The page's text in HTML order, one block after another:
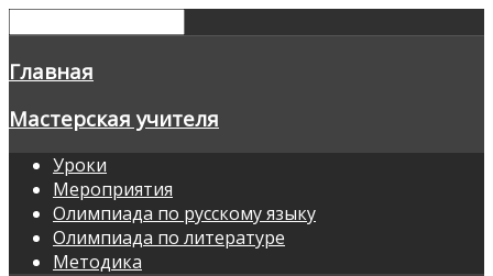
Главная
Мастерская учителя
Уроки
Мероприятия
Олимпиада по русскому языку
Олимпиада по литературе
Методика